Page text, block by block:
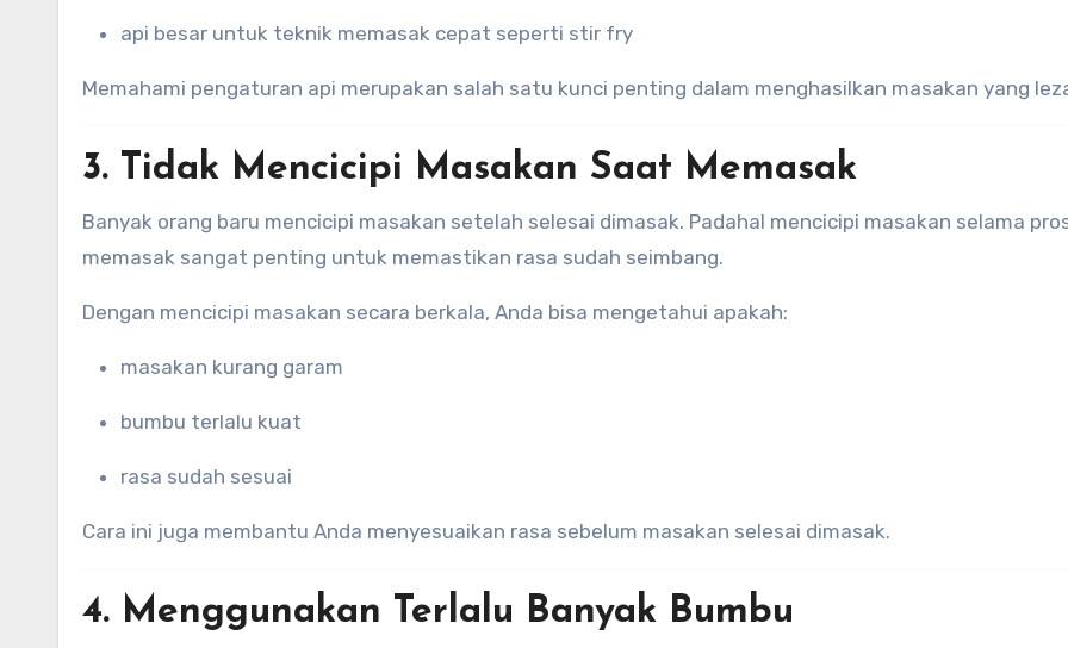
api besar untuk teknik memasak cepat seperti stir fry
Memahami pengaturan api merupakan salah satu kunci penting dalam menghasilkan masakan yang
3. Tidak Mencicipi Masakan Saat Memasak
Banyak orang baru mencicipi masakan setelah selesai dimasak. Padahal mencicipi masakan selama
memasak sangat penting untuk memastikan rasa sudah seimbang.
Dengan mencicipi masakan secara berkala, Anda bisa mengetahui apakah:
masakan kurang garam
bumbu terlalu kuat
rasa sudah sesuai
Cara ini juga membantu Anda menyesuaikan rasa sebelum masakan selesai dimasak.
4. Menggunakan Terlalu Banyak Bumbu